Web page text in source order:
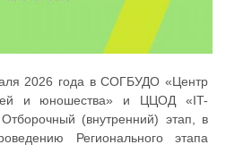
2026 года в СОГБУДО «Центр
и юношества» и ЦЦОД «IT-
(внутренний) этап, в
Регионального этапа